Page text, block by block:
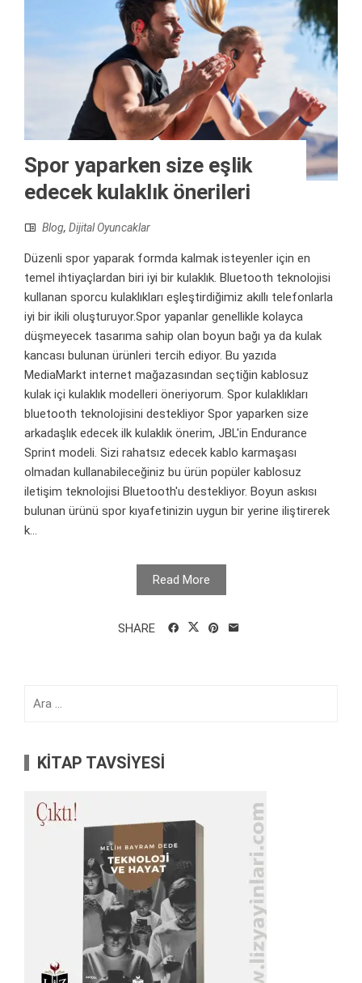
Spor yaparken size eşlik
edecek kulaklık önerileri
Blog, Dijital Oyuncaklar
Düzenli spor yaparak formda kalmak isteyenler için en
temel ihtiyaçlardan biri iyi bir kulaklık. Bluetooth teknolojisi
kullanan sporcu kulaklıkları eşleştirdiğimiz akıllı telefonlarla
iyi bir ikili oluşturuyor.Spor yapanlar genellikle kolayca
düşmeyecek tasarıma sahip olan boyun bağı ya da kulak
kancası bulunan ürünleri tercih ediyor. Bu yazıda
MediaMarkt internet mağazasından seçtiğin kablosuz
kulak içi kulaklık modelleri öneriyorum. Spor kulaklıkları
bluetooth teknolojisini destekliyor Spor yaparken size
arkadaşlık edecek ilk kulaklık önerim, JBL'in Endurance
Sprint modeli. Sizi rahatsız edecek kablo karmaşası
olmadan kullanabileceğiniz bu ürün popüler kablosuz
iletişim teknolojisi Bluetooth'u destekliyor. Boyun askısı
bulunan ürünü spor kıyafetinizin uygun bir yerine iliştirerek
k...
Read More
SHARE
KİTAP TAVSİYESİ